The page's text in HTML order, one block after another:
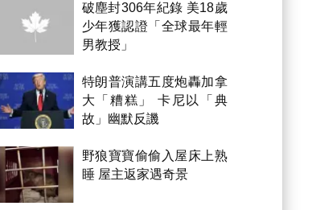
破塵封306年紀錄 美18歲
少年獲認證「全球最年輕
男教授」
特朗普演講五度炮轟加拿
大「糟糕」 卡尼以「典
故」幽默反譏
野狼寶寶偷偷入屋床上熟
睡 屋主返家遇奇景